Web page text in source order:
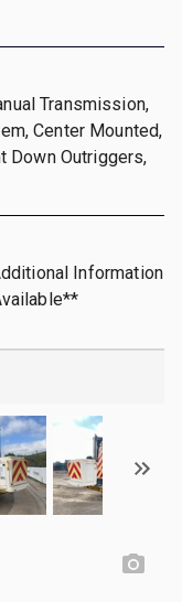
Transmission,
Center Mounted,
Down Outriggers,
Information